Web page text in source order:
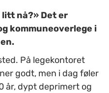
litt nå?» Det er
kommuneoverlege i
På legekontoret
godt, men i dag føler
år, dypt deprimert og